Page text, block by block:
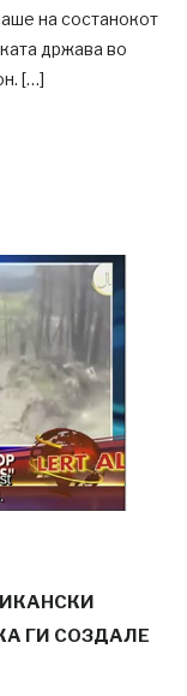
на состанокот
држава во
[…]
ГИ СОЗДАЛЕ